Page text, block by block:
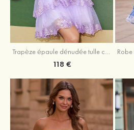
Trapèze épaule dénudée tulle courte/mini robe de fête de la rentrée avec paillettes
118 €